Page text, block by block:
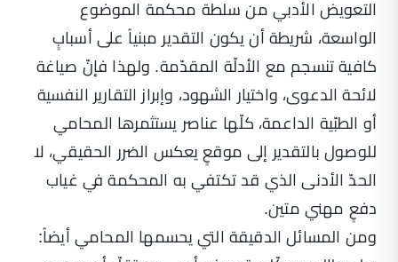
التعويض الأدبي من سلطة محكمة الموضوع
الواسعة، شريطة أن يكون التقدير مبنياً على أسبابٍ
كافية تنسجم مع الأدلّة المقدّمة. ولهذا فإنّ صياغة
لائحة الدعوى، واختيار الشهود، وإبراز التقارير النفسية
أو الطبّية الداعمة، كلّها عناصر يستثمرها المحامي
للوصول بالتقدير إلى موقعٍ يعكس الضرر الحقيقي، لا
الحدّ الأدنى الذي قد تكتفي به المحكمة في غياب
دفعٍ مهني متين.
ومن المسائل الدقيقة التي يحسمها المحامي أيضاً: